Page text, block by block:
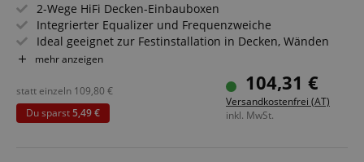
2-Wege HiFi Decken-Einbauboxen
Integrierter Equalizer und Frequenzweiche
Ideal geeignet zur Festinstallation in Decken, Wänden
und Fahrzeugen
Belastbarkeit: 80/160/320 Watt (RMS/Musikleistung/Peak)
8" (203 mm) Gewebe-Woofer, 0,75" (19 mm) Titanium-
Kalotten-Hochtöner
mehr anzeigen
104,31 €
Versandkostenfrei (AT)
inkl. MwSt.
statt einzeln 109,80 €
Du sparst5,49 €